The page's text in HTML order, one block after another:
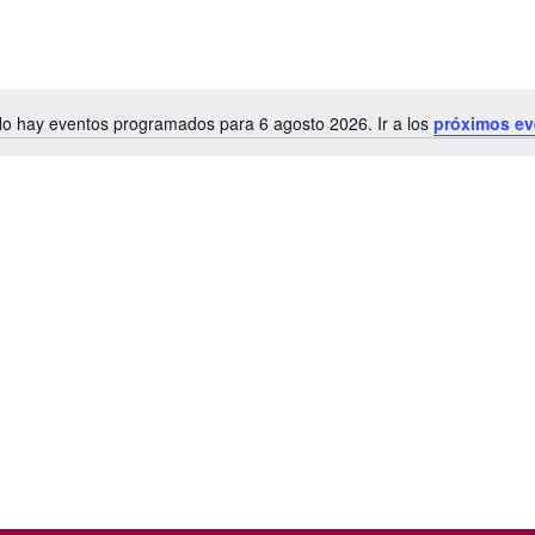
Aviso
hay eventos programados para 6 agosto 2026. Ir a los próximos